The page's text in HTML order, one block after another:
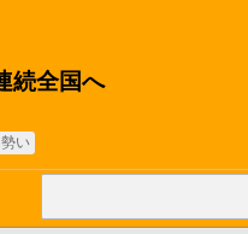
続全国へ
い